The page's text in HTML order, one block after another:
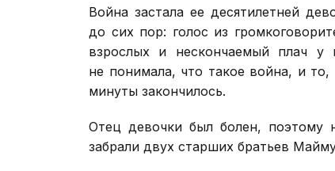
Война застала ее десятилетней
до сих пор: голос из
взрослых и нескончаемый плач у
не понимала, что такое война, и
минуты закончилось.
Отец девочки был болен, поэтому
забрали двух старших братьев